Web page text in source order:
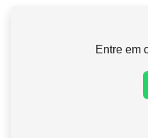
Entre em